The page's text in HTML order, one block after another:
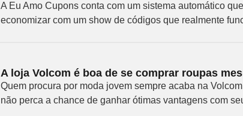
A Eu Amo Cupons conta com um sistema automático
economizar com um show de códigos que realmente
A loja Volcom é boa de se comprar roupas
Quem procura por moda jovem sempre acaba na
não perca a chance de ganhar ótimas vantagens com